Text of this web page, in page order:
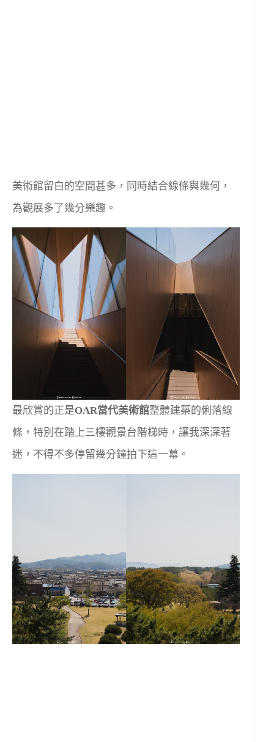
美術館留白的空間甚多，同時結合線條與幾何，
為觀展多了幾分樂趣。
最欣賞的正是OAR當代美術館整體建築的俐落線
條，特別在踏上三樓觀景台階梯時，讓我深深著
迷，不得不多停留幾分鐘拍下這一幕。